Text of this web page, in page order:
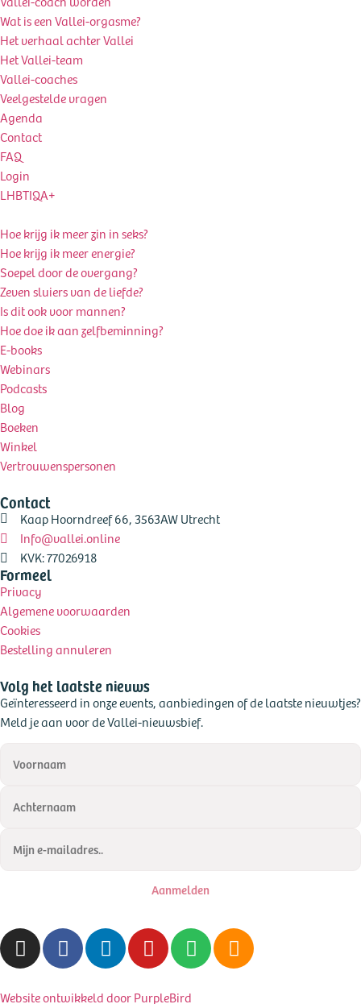
Wat is een Vallei-orgasme?
Het verhaal achter Vallei
Het Vallei-team
Vallei-coaches
Veelgestelde vragen
Agenda
Contact
FAQ
Login
LHBTIQA+
Hoe krijg ik meer zin in seks?
Hoe krijg ik meer energie?
Soepel door de overgang?
Zeven sluiers van de liefde?
Is dit ook voor mannen?
Hoe doe ik aan zelfbeminning?
E-books
Webinars
Podcasts
Blog
Boeken
Winkel
Vertrouwenspersonen
Contact
Kaap Hoorndreef 66, 3563AW Utrecht
Info@vallei.online
KVK: 77026918
Formeel
Privacy
Algemene voorwaarden
Cookies
Bestelling annuleren
Volg het laatste nieuws
Geïnteresseerd in onze events, aanbiedingen of de laatste nieuwtjes?
Meld je aan voor de Vallei-nieuwsbief.
Aanmelden
Website ontwikkeld door PurpleBird